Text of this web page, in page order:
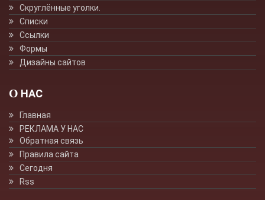
Скруглённые уголки.
Списки
Ссылки
Формы
Дизайны сайтов
О НАС
Главная
РЕКЛАМА У НАС
Обратная связь
Правила сайта
Сегодня
Rss